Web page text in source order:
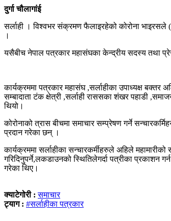
दुर्गा चौलागांई
सर्लाही । विश्वभर संक्रमण फैलाइरहेको कोरोना
।
यसैबीच नेपाल पत्रकार महासंघका केन्द्रीय सदस्य तथा
कार्यक्रममा पत्रकार महासंघ ,सर्लाहीका उपाध्यक्ष बक्तर
सम्बादाता टंक क्षेत्री ,सर्लाही राससका शंखर पहाडी
थियो।
कोरोनाको त्रास बीचमा समाचार सम्प्रेषण गर्ने
प्रदान गरेका छन् ।
कार्यक्रममा सर्लाहीका सन्चारकर्मीहरुले अहिले
गरिदिनुपर्ने,लकडाउनको स्थितिलेगर्दा पत्रीका प्रकाशन
गरेका थिए।
क्याटेगोरी :समाचार
ट्याग : #सर्लाहीका पत्रकार